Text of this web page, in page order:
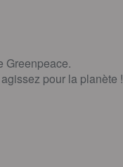
Greenpeace.
pour la planète !